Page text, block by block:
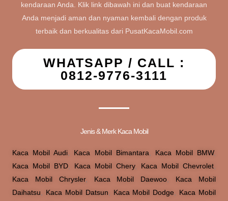
kendaraan Anda. Klik link dibawah ini dan buat kendaraan
Anda menjadi aman dan nyaman kembali dengan produk
terbaik dan berkualitas dari PusatKacaMobil.com
WHATSAPP / CALL :
0812-9776-3111
Jenis & Merk Kaca Mobil
Kaca Mobil Audi, Kaca Mobil Bimantara, Kaca Mobil BMW,
Kaca Mobil BYD, Kaca Mobil Chery, Kaca Mobil Chevrolet,
Kaca Mobil Chrysler, Kaca Mobil Daewoo, Kaca Mobil
Daihatsu, Kaca Mobil Datsun, Kaca Mobil Dodge, Kaca Mobil